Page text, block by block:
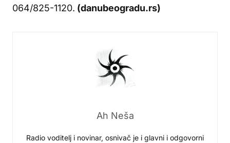
064/825-1120. (danubeogradu.rs)
Ah Neša
Radio voditelj i novinar, osnivač je i glavni i odgovorni